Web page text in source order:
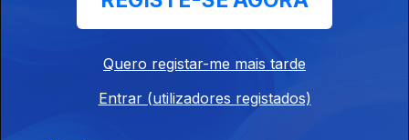
Bolsonaro diz que só precisamos de liberdade, Bruno Pereira
e Dom Philips continuam desaparecidos na Amazónia e
seco dos últimos 91.
Cerâmica e sustentabilidade com Ar.Co e
Quero registar-me mais tarde
Entrar (utilizadores registados)